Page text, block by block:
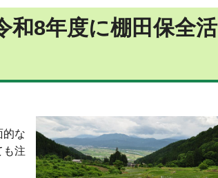
和8年度に棚田保全活
的な
も注